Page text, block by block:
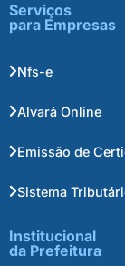
Serviços
para Empresas
Nfs-e
Alvará Online
Emissão de
Sistema
Institucional
da Prefeitura